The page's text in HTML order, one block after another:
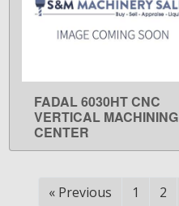
LEARN MORE
FADAL 6030HT CNC
VERTICAL MACHINING
CENTER
« Previous 1 2